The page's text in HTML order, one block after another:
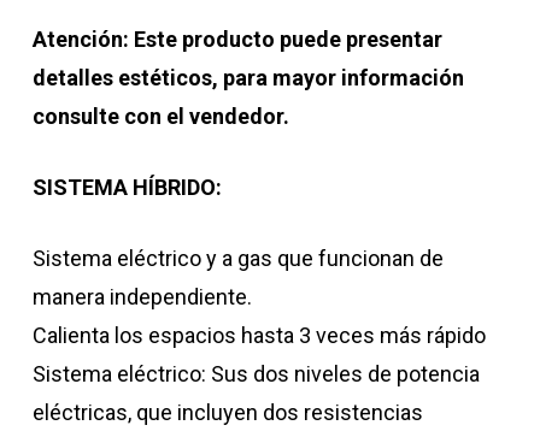
Atención: Este producto puede presentar
detalles estéticos, para mayor información
consulte con el vendedor.
SISTEMA HÍBRIDO:
Sistema eléctrico y a gas que funcionan de
manera independiente.
Calienta los espacios hasta 3 veces más rápido
Sistema eléctrico: Sus dos niveles de potencia
eléctricas, que incluyen dos resistencias